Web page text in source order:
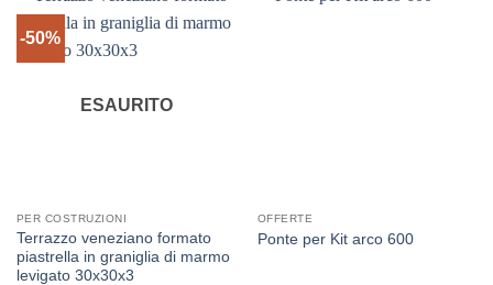
-50%
ESAURITO
PER COSTRUZIONI
Terrazzo veneziano formato
piastrella in graniglia di marmo
levigato 30x30x3
OFFERTE
Ponte per Kit arco 600